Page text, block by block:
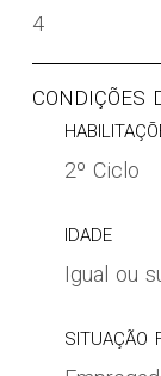
4
CONDIÇÕES
2º Ciclo
IDADE
Igual ou
SITUAÇÃO